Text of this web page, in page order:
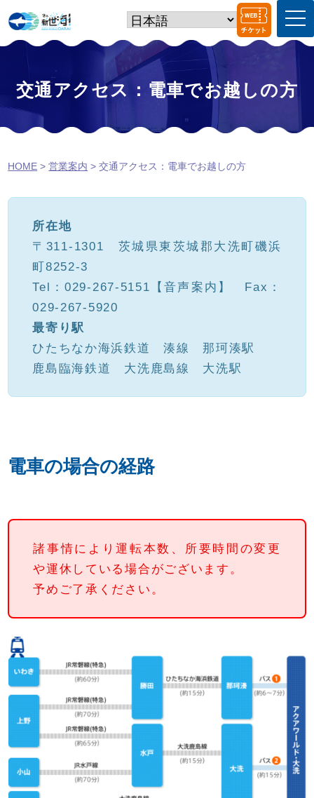
t
o
g
g
l
i
交通アクセス：電車でお越しの方
HOME >営業案内 >交通アクセス：電車でお越しの方
所在地
〒311-1301 茨城県東茨城郡大洗町磯浜
町8252-3
Tel：029-267-5151【音声案内】 Fax：
029-267-5920
最寄り駅
ひたちなか海浜鉄道 湊線 那珂湊駅
鹿島臨海鉄道 大洗鹿島線 大洗駅
電車の場合の経路
諸事情により運転本数、所要時間の変更
や運休している場合がございます。
予めご了承ください。